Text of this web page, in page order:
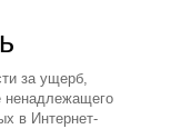
за ущерб,
ненадлежащего
в Интернет-